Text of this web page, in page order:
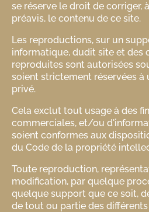
se réserve le droit de corriger,
préavis, le contenu de ce site.
Les reproductions, sur un
informatique, dudit site et des
reproduites sont autorisées
soient strictement réservées à
privé.
Cela exclut tout usage à des
commerciales, et/ou
soient conformes aux
du Code de la propriété
Toute reproduction,
modification, par quelque
quelque support que ce soit,
de tout ou partie des